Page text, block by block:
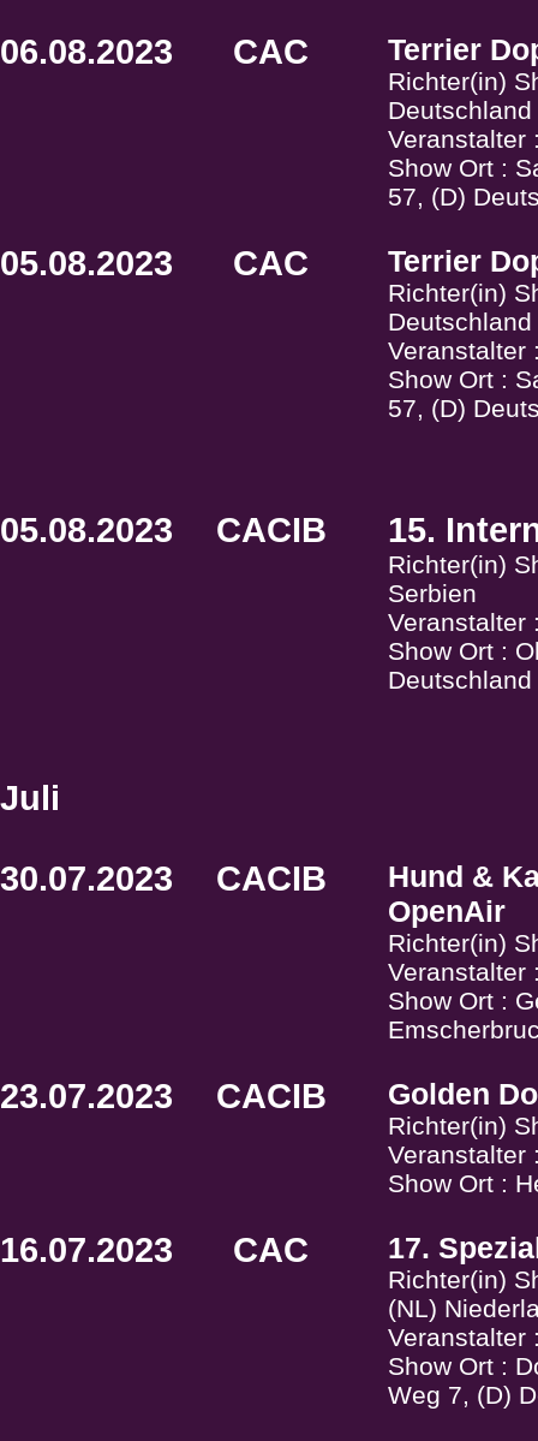
06.08.2023 CAC Terrier
Richter(in)
Deutschland
Veranstalter
Show Ort :
57, (D)
05.08.2023 CAC Terrier
Richter(in)
Deutschland
Veranstalter
Show Ort :
57, (D)
05.08.2023 CACIB 15.
Richter(in)
Serbien
Veranstalter
Show Ort :
Deutschland
Juli
30.07.2023 CACIB
Hund &
OpenAir
Richter(in)
Veranstalter
Show Ort :
23.07.2023 CACIB Golden
Richter(in)
Veranstalter
Show Ort :
16.07.2023 CAC 17.
Richter(in)
(NL)
Veranstalter
Show Ort :
Weg 7, (D)